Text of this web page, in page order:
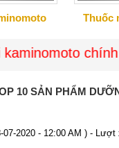
Thuốc
chính
10 SẢN PHẨM
07-2020 - 12:00 AM ) - Lượt